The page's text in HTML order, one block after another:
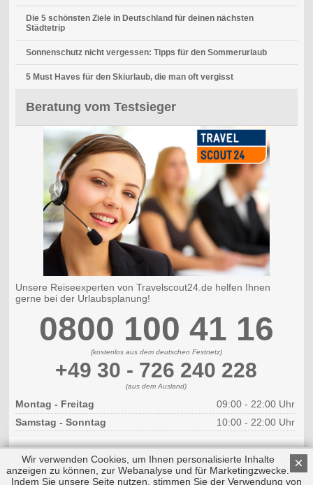
Die 5 schönsten Ziele in Deutschland für deinen nächsten
Städtetrip
Sonnenschutz nicht vergessen: Tipps für den Sommerurlaub
5 Must Haves für den Skiurlaub, die man oft vergisst
Beratung vom Testsieger
Unsere Reiseexperten von Travelscout24.de helfen Ihnen
gerne bei der Urlaubsplanung!
0800 100 41 16
(kostenlos aus dem deutschen Festnetz)
+49 30 - 726 240 228
(aus dem Ausland)
Montag - Freitag
09:00 - 22:00 Uhr
Samstag - Sonntag
10:00 - 22:00 Uhr
×
Wir verwenden Cookies, um Ihnen personalisierte Inhalte
anzeigen zu können, zur Webanalyse und für Marketingzwecke.
Indem Sie unsere Seite nutzen, stimmen Sie der Verwendung von